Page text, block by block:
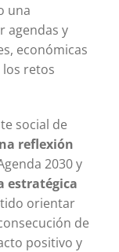
una
agendas y
económicas
retos
social de
reflexión
2030 y
estratégica
orientar
de
positivo y